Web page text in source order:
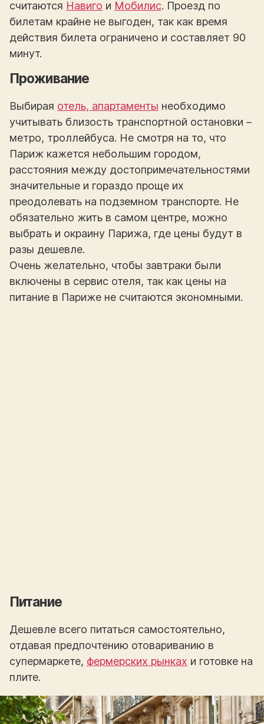
считаются Навиго и Мобилис. Проезд по
билетам крайне не выгоден, так как время
действия билета ограничено и составляет 90
минут.
Проживание
Выбирая отель, апартаменты необходимо
учитывать близость транспортной остановки –
метро, троллейбуса. Не смотря на то, что
Париж кажется небольшим городом,
расстояния между достопримечательностями
значительные и гораздо проще их
преодолевать на подземном транспорте. Не
обязательно жить в самом центре, можно
выбрать и окраину Парижа, где цены будут в
разы дешевле.
Очень желательно, чтобы завтраки были
включены в сервис отеля, так как цены на
питание в Париже не считаются экономными.
Питание
Дешевле всего питаться самостоятельно,
отдавая предпочтению отовариванию в
супермаркете, фермерских рынках и готовке на
плите.